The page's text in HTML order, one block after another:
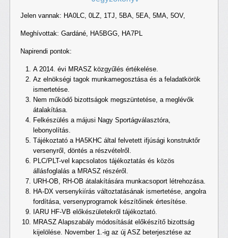
Jelen vannak: HA0LC, 0LZ, 1TJ, 5BA, 5EA, 5MA, 5OV,
Meghívottak: Gardáné, HA5BGG, HA7PL
Napirendi pontok:
A 2014. évi MRASZ közgyűlés értékelése.
Az elnökségi tagok munkamegosztása és a feladatkörök
ismertetése.
Nem működő bizottságok megszüntetése, a meglévők
átalakítása.
Felkészülés a májusi Nagy Sportágválasztóra,
lebonyolítás.
Tájékoztató a HA5KHC által felvetett ifjúsági konstruktőr
versenyről, döntés a részvételről.
PLC/PLT-vel kapcsolatos tájékoztatás és közös
állásfoglalás a MRASZ részéről.
URH-OB, RH-OB átalakítására munkacsoport létrehozása.
HA-DX versenykiírás változtatásának ismertetése, angolra
fordítása, versenyprogramok készítőinek értesítése.
IARU HF-VB előkészületekről tájékoztató.
MRASZ Alapszabály módosítását előkészítő bizottság
kijelölése. November 1.-ig az új ASZ beterjesztése az